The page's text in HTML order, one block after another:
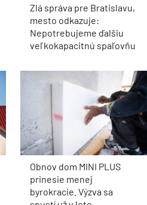
Zlá správa pre Bratislavu,
mesto odkazuje:
Nepotrebujeme ďalšiu
veľkokapacitnú spaľovňu
Obnov dom MINI PLUS
prinesie menej
byrokracie. Výzva sa